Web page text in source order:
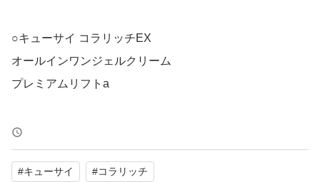
○キューサイ コラリッチEX
オールインワンジェルクリーム
プレミアムリフトa
リニューアル後の商品です。
内容量 : 55g
#キューサイ #コラリッチ